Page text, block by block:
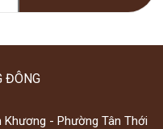
ĐÔNG
Khương - Phường Tân Thới